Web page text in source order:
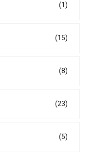
(1)
(15)
(8)
(23)
(5)